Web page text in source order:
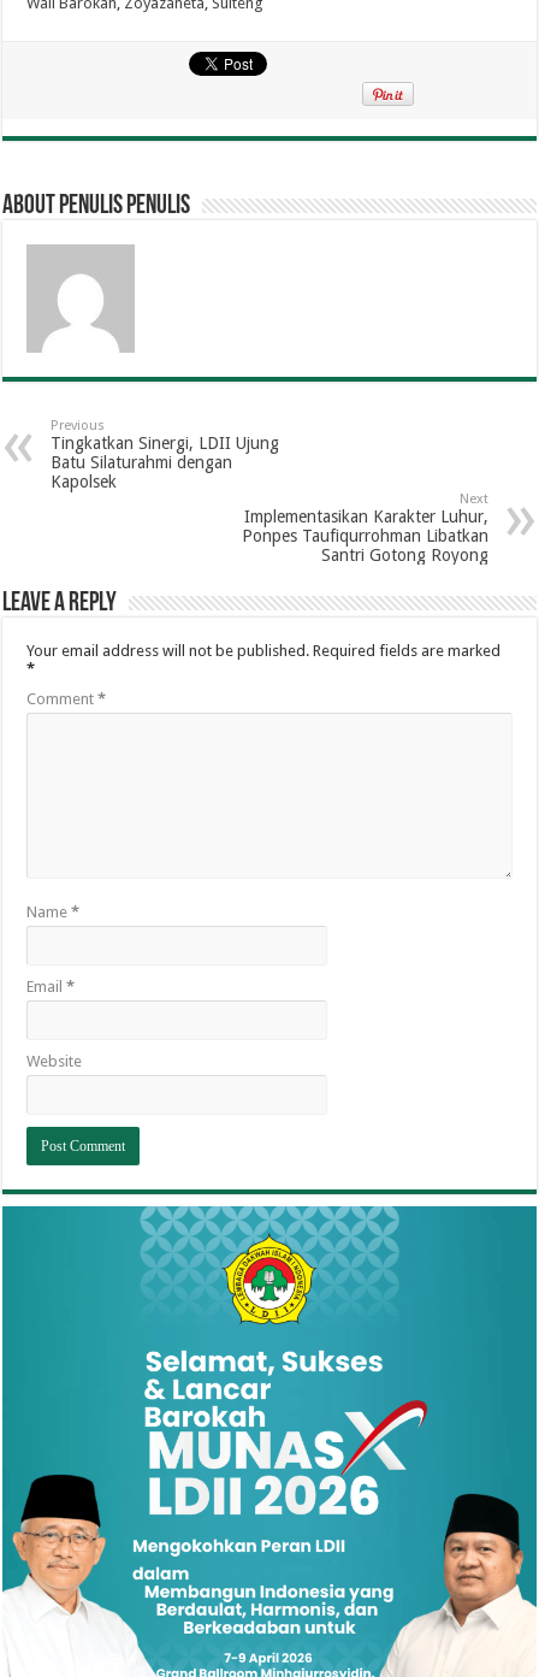
About penulis penulis
Previous
Tingkatkan Sinergi, LDII Ujung
Batu Silaturahmi dengan
Kapolsek
Next
Implementasikan Karakter Luhur,
Ponpes Taufiqurrohman Libatkan
Santri Gotong Royong
Leave a Reply
Your email address will not be published. Required fields are marked
*
Comment*
Name*
Email*
Website